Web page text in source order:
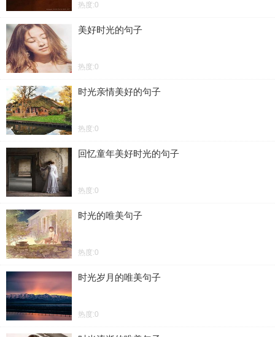
热度:0
美好时光的句子
热度:0
时光亲情美好的句子
热度:0
回忆童年美好时光的句子
热度:0
时光的唯美句子
热度:0
时光岁月的唯美句子
热度:0